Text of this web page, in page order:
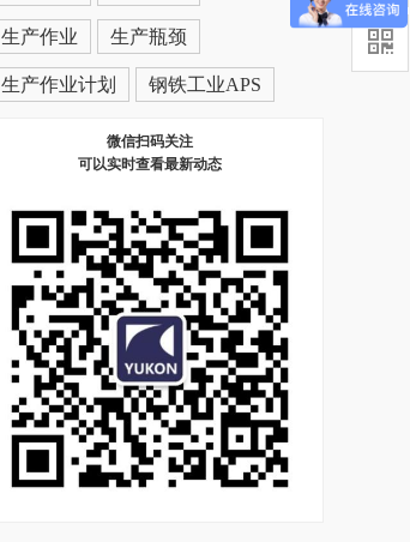
生产作业 生产瓶颈
生产作业计划 钢铁工业APS
微信扫码关注
可以实时查看最新动态